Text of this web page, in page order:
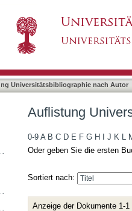
Universitätsbibliographie nach Autor
Auflistung
0-9 A B C D E F G H J K L
Oder geben Sie die ersten
Sortiert nach:
Anzeige der Dokumente 1-1